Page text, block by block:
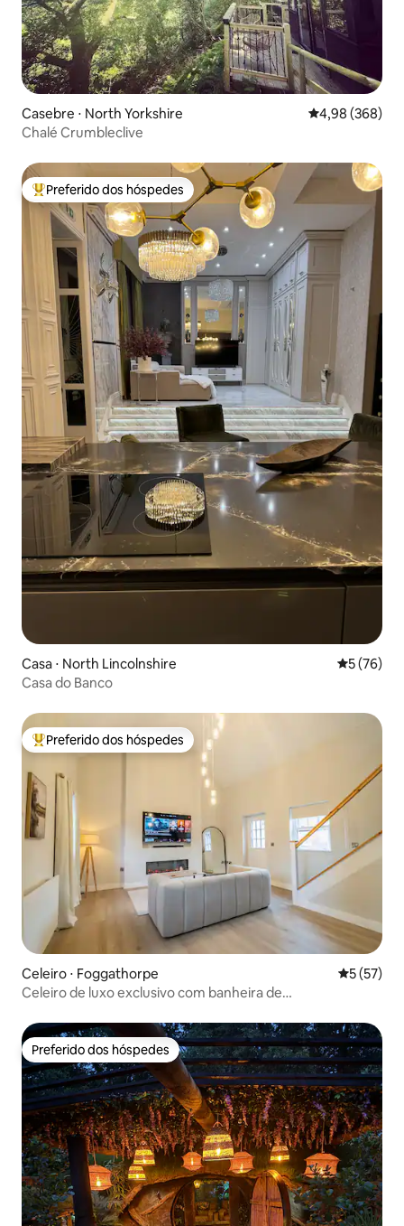
Casebre ⋅ North Yorkshire 4,98 de uma
4,98 (368)
Chalé Crumbleclive
Entre os melhores preferidos dos hóspedes
Preferido dos hóspedes
Casa ⋅ North Lincolnshire 5 de uma
5 (76)
Casa do Banco
Entre os melhores preferidos dos hóspedes
Preferido dos hóspedes
Celeiro ⋅ Foggathorpe 5 de uma
5 (57)
Celeiro de luxo exclusivo com banheira de
Preferido dos hóspedes
Preferido dos hóspedes